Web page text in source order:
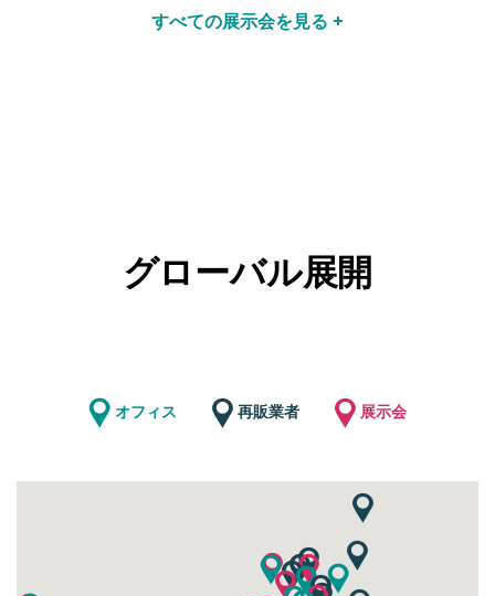
すべての展示会を見る +
グローバル展開
オフィス 再販業者 展示会